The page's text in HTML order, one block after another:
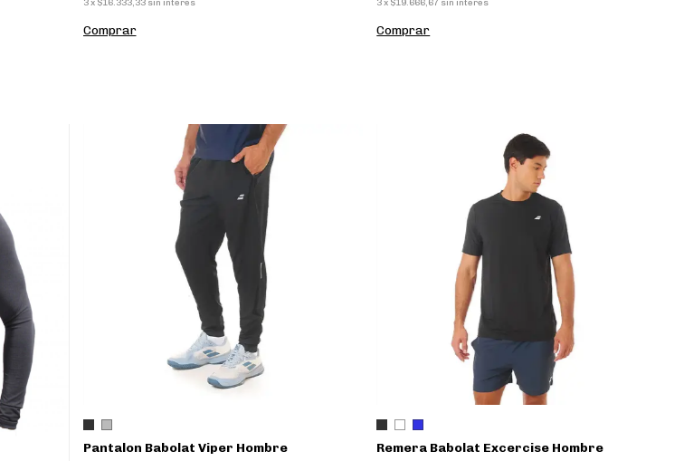
3 x $16.333,33 sin interés
Comprar
3x $19.666,67 sin interés
Comprar
Pantalon Babolat Viper Hombre
Remera Babolat Excercise Hombre